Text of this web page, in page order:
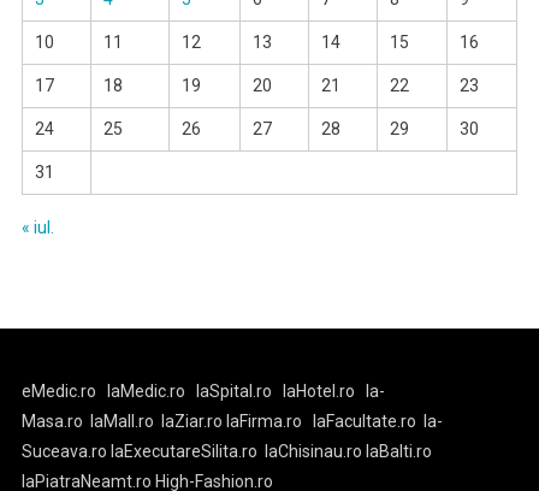
10 11 12 13 14 15 16
17 18 19 20 21 22 23
24 25 26 27 28 29 30
31
« iul.
eMedic.ro laMedic.ro laSpital.ro laHotel.ro
la-
Masa.ro
laMall.ro laZiar.ro laFirma.ro laFacultate.ro
la-
Suceava.ro laExecutareSilita.ro laChisinau.ro laBalti.ro
laPiatraNeamt.ro High-Fashion.ro